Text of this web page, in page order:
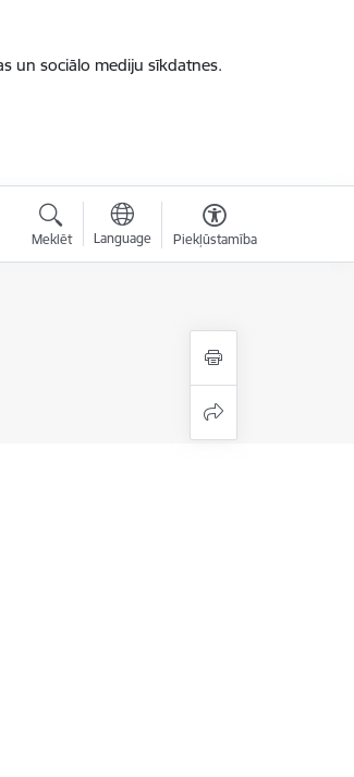
un sociālo mediju sīkdatnes.
Meklēt Language Piekļūstamība